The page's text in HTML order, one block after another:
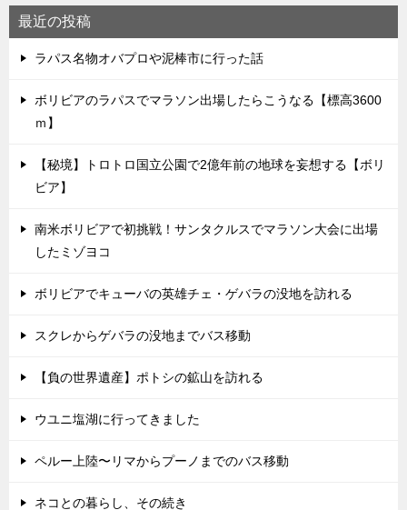
最近の投稿
ラパス名物オバプロや泥棒市に行った話
ボリビアのラパスでマラソン出場したらこうなる【標高3600
ｍ】
【秘境】トロトロ国立公園で2億年前の地球を妄想する【ボリ
ビア】
南米ボリビアで初挑戦！サンタクルスでマラソン大会に出場
したミゾヨコ
ボリビアでキューバの英雄チェ・ゲバラの没地を訪れる
スクレからゲバラの没地までバス移動
【負の世界遺産】ポトシの鉱山を訪れる
ウユニ塩湖に行ってきました
ペルー上陸〜リマからプーノまでのバス移動
ネコとの暮らし、その続き